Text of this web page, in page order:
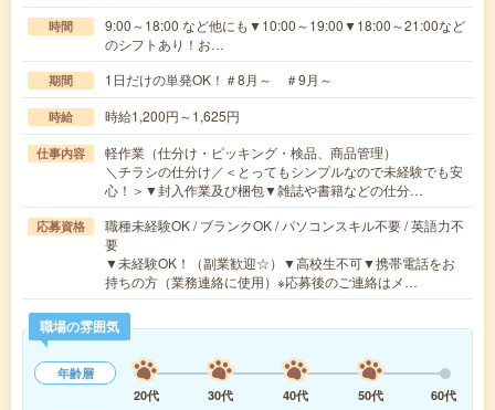
時間
9:00～18:00 など他にも▼10:00～19:00▼18:00～21:00など
のシフトあり！お…
期間 1日だけの単発OK！＃8月～ ＃9月～
時給 時給1,200円～1,625円
仕事内容
軽作業（仕分け・ピッキング・検品、商品管理）
＼チラシの仕分け／＜とってもシンプルなので未経験でも安
心！＞▼封入作業及び梱包▼雑誌や書籍などの仕分…
応募資格
職種未経験OK / ブランクOK / パソコンスキル不要 / 英語力不
要
▼未経験OK！（副業歓迎☆）▼高校生不可▼携帯電話をお
持ちの方（業務連絡に使用）※応募後のご連絡はメ…
職場の雰囲気
年齢層
20代
30代 40代 50代
60代